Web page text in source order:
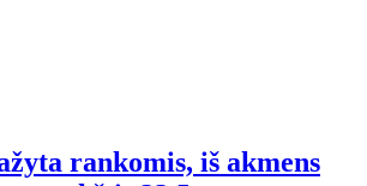
rankomis, iš akmens